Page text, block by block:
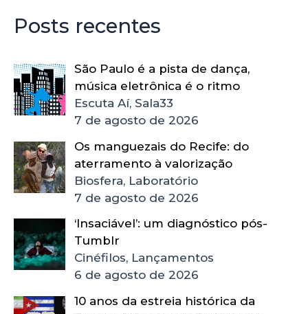
Posts recentes
São Paulo é a pista de dança,
música eletrônica é o ritmo
Escuta Aí, Sala33
7 de agosto de 2026
Os manguezais do Recife: do
aterramento à valorização
Biosfera, Laboratório
7 de agosto de 2026
‘Insaciável’: um diagnóstico pós-
Tumblr
Cinéfilos, Lançamentos
6 de agosto de 2026
10 anos da estreia histórica da